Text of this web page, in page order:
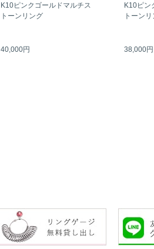
K10ピンクゴールドマルチス
トーンリング
40,000円
K10ピン
トーン
38,000円